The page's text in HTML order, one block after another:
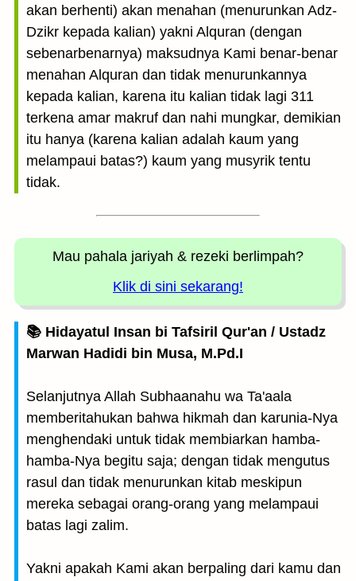
akan berhenti) akan menahan (menurunkan Adz-
Dzikr kepada kalian) yakni Alquran (dengan
sebenarbenarnya) maksudnya Kami benar-benar
menahan Alquran dan tidak menurunkannya
kepada kalian, karena itu kalian tidak lagi 311
terkena amar makruf dan nahi mungkar, demikian
itu hanya (karena kalian adalah kaum yang
melampaui batas?) kaum yang musyrik tentu
tidak.
Mau pahala jariyah & rezeki berlimpah?
Klik di sini sekarang!
📚 Hidayatul Insan bi Tafsiril Qur'an / Ustadz
Marwan Hadidi bin Musa, M.Pd.I
Selanjutnya Allah Subhaanahu wa Ta'aala
memberitahukan bahwa hikmah dan karunia-Nya
menghendaki untuk tidak membiarkan hamba-
hamba-Nya begitu saja; dengan tidak mengutus
rasul dan tidak menurunkan kitab meskipun
mereka sebagai orang-orang yang melampaui
batas lagi zalim.
Yakni apakah Kami akan berpaling dari kamu dan